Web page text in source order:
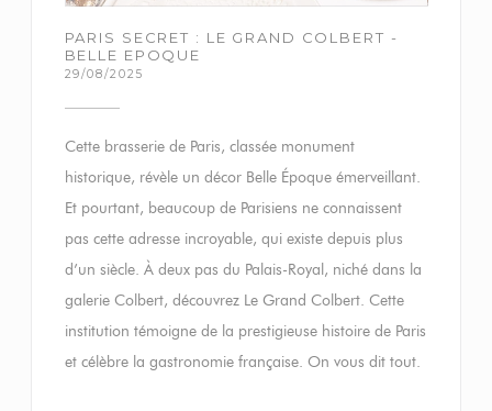
PARIS SECRET : LE GRAND COLBERT -
BELLE EPOQUE
29/08/2025
Cette brasserie de Paris, classée monument
historique, révèle un décor Belle Époque émerveillant.
Et pourtant, beaucoup de Parisiens ne connaissent
pas cette adresse incroyable, qui existe depuis plus
d’un siècle. À deux pas du Palais-Royal, niché dans la
galerie Colbert, découvrez Le Grand Colbert. Cette
institution témoigne de la prestigieuse histoire de Paris
et célèbre la gastronomie française. On vous dit tout.